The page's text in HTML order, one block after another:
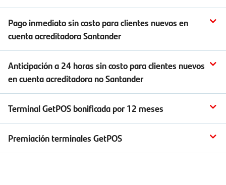
Pago inmediato sin costo para clientes nuevos en
cuenta acreditadora Santander
Anticipación a 24 horas sin costo para clientes nuevos
en cuenta acreditadora no Santander
Terminal GetPOS bonificada por 12 meses
Premiación terminales GetPOS